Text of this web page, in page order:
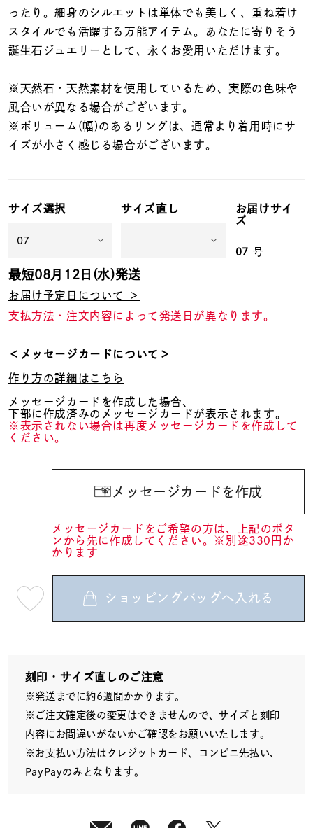
レディース
リングサイズ
メンズ
リングサイズ
～
価格 ¥0
在庫 在庫ありのみ すべて表示
ったり。細身のシルエットは単体でも美しく、重ね着け
スタイルでも活躍する万能アイテム。あなたに寄りそう
誕生石ジュエリーとして、永くお愛用いただけます。
※天然石・天然素材を使用しているため、実際の色味や
風合いが異なる場合がございます。
※ボリューム(幅)のあるリングは、通常より着用時にサ
イズが小さく感じる場合がございます。
サイズ選択 サイズ直し
お届けサイ
ズ
07 号
最短08月12日(水)発送
お届け予定日について ＞
支払方法・注文内容によって発送日が異なります。
＜メッセージカードについて＞
作り方の詳細はこちら
メッセージカードを作成した場合、
下部に作成済みのメッセージカードが表示されます。
※表示されない場合は再度メッセージカードを作成して
ください。
メッセージカードを作成
メッセージカードをご希望の方は、上記のボタ
ンから先に作成してください。※別途330円か
かります
08
送
¥30,800 (tax
in)
ショッピングバッグへ入れる
刻印・サイズ直しのご注意
※発送までに約6週間かかります。
※ご注文確定後の変更はできませんので、サイズと刻印
内容にお間違いがないかご確認をお願いいたします。
※お支払い方法はクレジットカード、コンビニ先払い、
PayPayのみとなります。